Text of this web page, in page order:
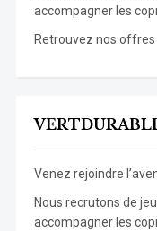
accompagner les
Retrouvez nos
Venez rejoindre
Nous recrutons de
accompagner les